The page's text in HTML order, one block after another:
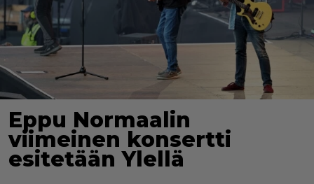
Eppu Normaalin
viimeinen konsertti
esitetään Ylellä